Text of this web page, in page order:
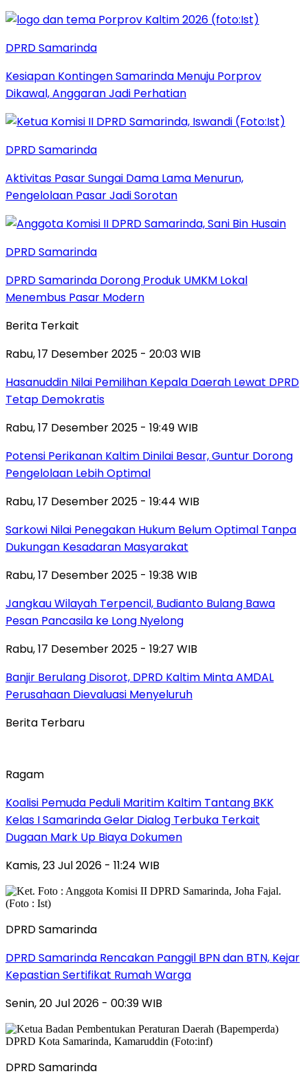
DPRD Samarinda
Kesiapan Kontingen Samarinda Menuju Porprov
Dikawal, Anggaran Jadi Perhatian
DPRD Samarinda
Aktivitas Pasar Sungai Dama Lama Menurun,
Pengelolaan Pasar Jadi Sorotan
DPRD Samarinda
DPRD Samarinda Dorong Produk UMKM Lokal
Menembus Pasar Modern
Berita Terkait
Rabu, 17 Desember 2025 - 20:03 WIB
Hasanuddin Nilai Pemilihan Kepala Daerah Lewat DPRD
Tetap Demokratis
Rabu, 17 Desember 2025 - 19:49 WIB
Potensi Perikanan Kaltim Dinilai Besar, Guntur Dorong
Pengelolaan Lebih Optimal
Rabu, 17 Desember 2025 - 19:44 WIB
Sarkowi Nilai Penegakan Hukum Belum Optimal Tanpa
Dukungan Kesadaran Masyarakat
Rabu, 17 Desember 2025 - 19:38 WIB
Jangkau Wilayah Terpencil, Budianto Bulang Bawa
Pesan Pancasila ke Long Nyelong
Rabu, 17 Desember 2025 - 19:27 WIB
Banjir Berulang Disorot, DPRD Kaltim Minta AMDAL
Perusahaan Dievaluasi Menyeluruh
Berita Terbaru
Ragam
Koalisi Pemuda Peduli Maritim Kaltim Tantang BKK
Kelas I Samarinda Gelar Dialog Terbuka Terkait
Dugaan Mark Up Biaya Dokumen
Kamis, 23 Jul 2026 - 11:24 WIB
DPRD Samarinda
DPRD Samarinda Rencakan Panggil BPN dan BTN, Kejar
Kepastian Sertifikat Rumah Warga
Senin, 20 Jul 2026 - 00:39 WIB
DPRD Samarinda